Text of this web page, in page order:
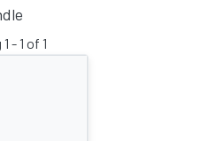
1 - 1 of 1